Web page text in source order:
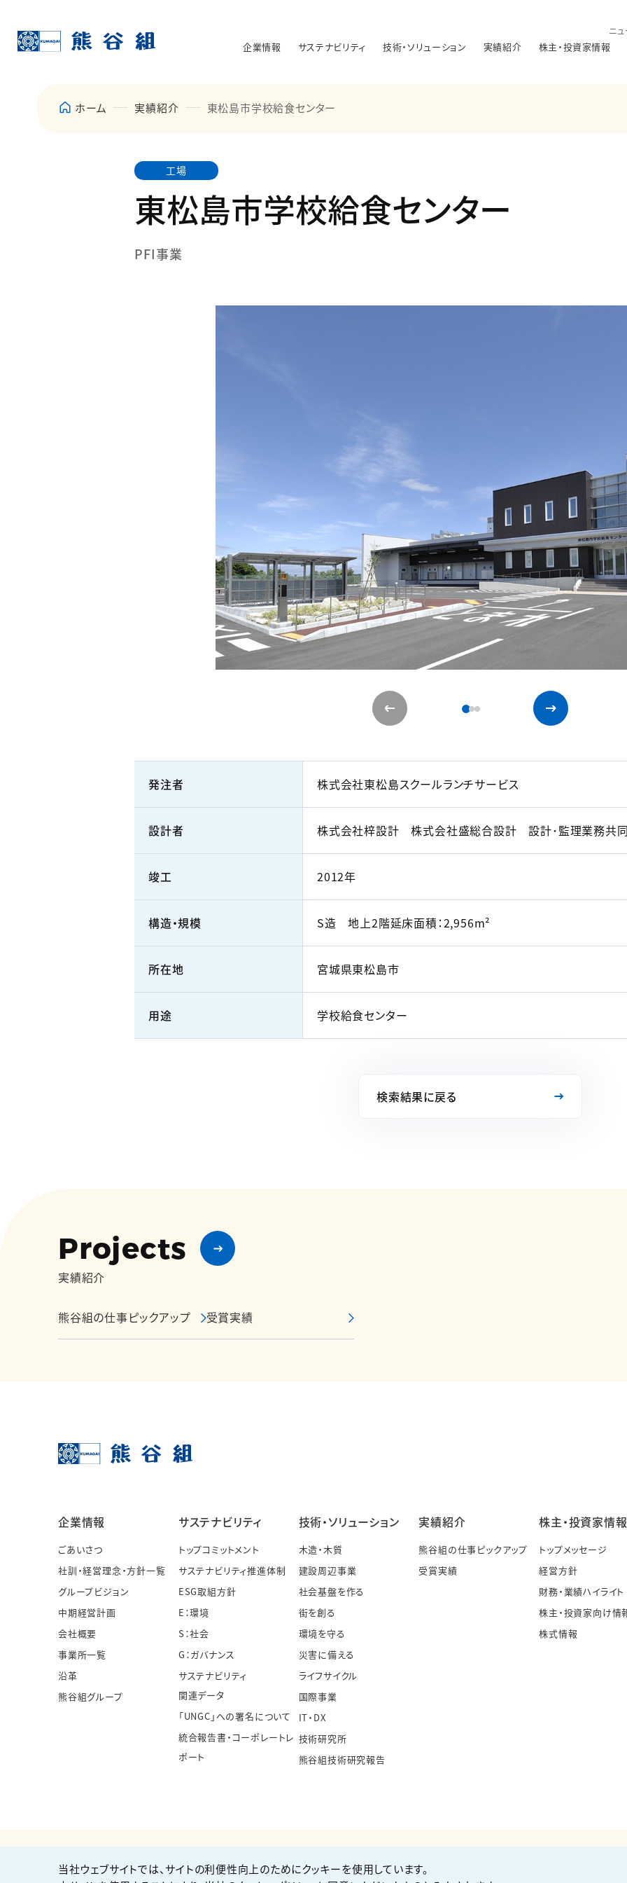
ニ
企業情報 サステナビリティ 技術・ソリューション 実績紹介 株主・投資家情報
ホーム 実績紹介 東松島市学校給食センター
工場
東松島市学校給食センター
PFI事業
発注者 株式会社東松島スクールランチサービス
設計者 株式会社梓設計 株式会社盛総合設計 設計･監理業務共
竣工 2012年
構造・規模 S造 地上2階延床面積：2,956m²
所在地 宮城県東松島市
用途 学校給食センター
検索結果に戻る
Projects
実績紹介
熊谷組の仕事ピックアップ 受賞実績
企業情報
ごあいさつ
社訓・経営理念・方針一覧
グループビジョン
中期経営計画
会社概要
事業所一覧
沿革
熊谷組グループ
サステナビリティ
トップコミットメント
サステナビリティ推進体制
ESG取組方針
E：環境
S：社会
G：ガバナンス
サステナビリティ
関連データ
「UNGC」への署名について
統合報告書・コーポレートレ
ポート
技術・ソリューション
木造・木質
建設周辺事業
社会基盤を作る
街を創る
環境を守る
災害に備える
ライフサイクル
国際事業
IT・DX
技術研究所
熊谷組技術研究報告
実績紹介
熊谷組の仕事ピックアップ
受賞実績
株主・投資家情報
トップメッセージ
経営方針
財務・業績ハイライト
株主・投資家向け情
株式情報
個人情報保護方針 サイト利用規約 サイトマップ お問い合わせ
当社ウェブサイトでは、サイトの利便性向上のためにクッキーを使用しています。